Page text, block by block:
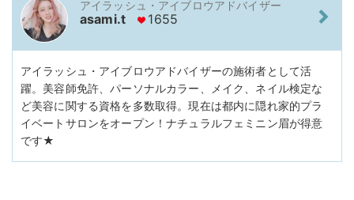
アイラッシュ・アイブロウアドバイザー
asami.t 1655
アイラッシュ・アイブロウアドバイザーの施術者として活
躍。美容師免許、パーソナルカラー、メイク、ネイル検定な
ど美容に関する資格を多数取得。現在は都内に隠れ家的プラ
イベートサロンをオープン！ナチュラルフェミニン眉が得意
です★